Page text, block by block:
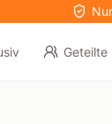
Geteilte